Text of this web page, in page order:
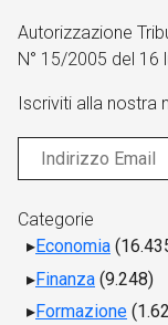
Autorizzazione
N° 15/2005 del 16
Iscriviti alla nostra
Categorie
Economia
Finanza (9.248)
Formazione